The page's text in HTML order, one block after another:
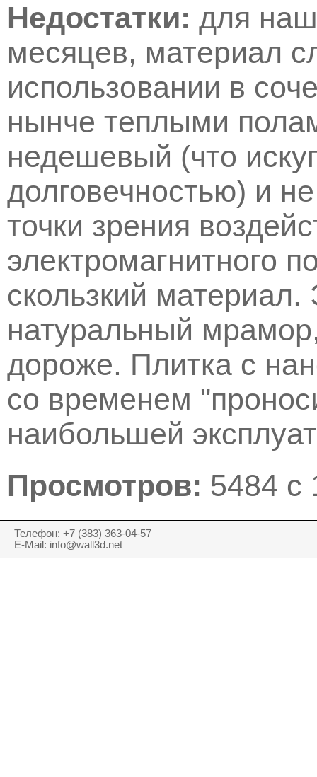
Недостатки: для
месяцев, материал
использовании в
нынче теплыми
недешевый (что
долговечностью) и
точки зрения
электромагнитного
скользкий
натуральный
дороже. Плитка с
со временем
наибольшей
Просмотров: 5484 с
Телефон: +7 (383) 363-04-57
E-Mail: info@wall3d.net